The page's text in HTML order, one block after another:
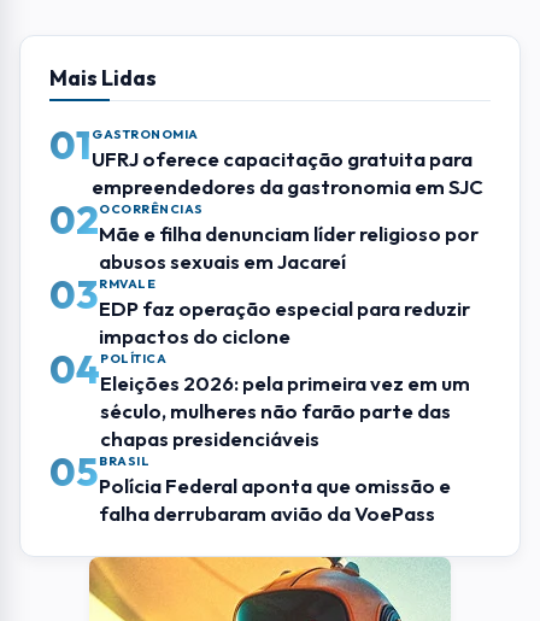
Mais Lidas
01 GASTRONOMIA
UFRJ oferece capacitação gratuita para
empreendedores da gastronomia em SJC
02OCORRÊNCIAS
Mãe e filha denunciam líder religioso por
abusos sexuais em Jacareí
03RMVALE
EDP faz operação especial para reduzir
impactos do ciclone
04POLÍTICA
Eleições 2026: pela primeira vez em um
século, mulheres não farão parte das
chapas presidenciáveis
05BRASIL
Polícia Federal aponta que omissão e
falha derrubaram avião da VoePass